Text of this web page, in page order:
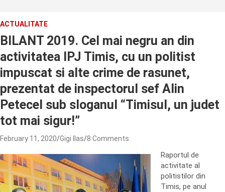
ACTUALITATE
BILANT 2019. Cel mai negru an din
activitatea IPJ Timis, cu un politist
impuscat si alte crime de rasunet,
prezentat de inspectorul sef Alin
Petecel sub sloganul “Timisul, un judet
tot mai sigur!”
February 11, 2020 Gigi Ilas 8 Comments
Raportul de
activitate al
politistilor din
Timis, pe anul